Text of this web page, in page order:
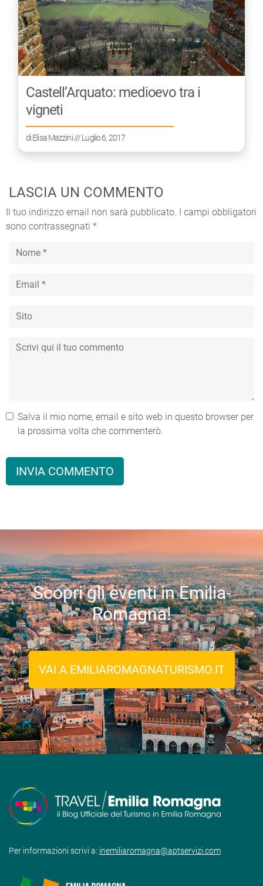
Castell’Arquato: medioevo tra i
vigneti
diElisa Mazzini/// Luglio 6, 2017
LASCIA UN COMMENTO
Il tuo indirizzo email non sarà pubblicato. I campi obbligatori
sono contrassegnati *
Salva il mio nome, email e sito web in questo browser per
la prossima volta che commenterò.
Scopri gli eventi in Emilia-
Romagna!
VAI A EMILIAROMAGNATURISMO.IT
Per informazioni scrivi a: inemiliaromagna@aptservizi.com